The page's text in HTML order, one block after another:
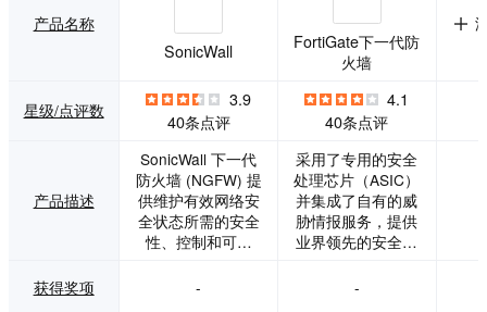
产品名称
SonicWall
FortiGate下一代防
火墙
星级/点评数
3.9
40条点评
4.1
40条点评
产品描述
SonicWall 下一代
防火墙 (NGFW) 提
供维护有效网络安
全状态所需的安全
性、控制和可见
采用了专用的安全
处理芯片（ASIC）
并集成了自有的威
胁情报服务，提供
业界领先的安全保
获得奖项 - -